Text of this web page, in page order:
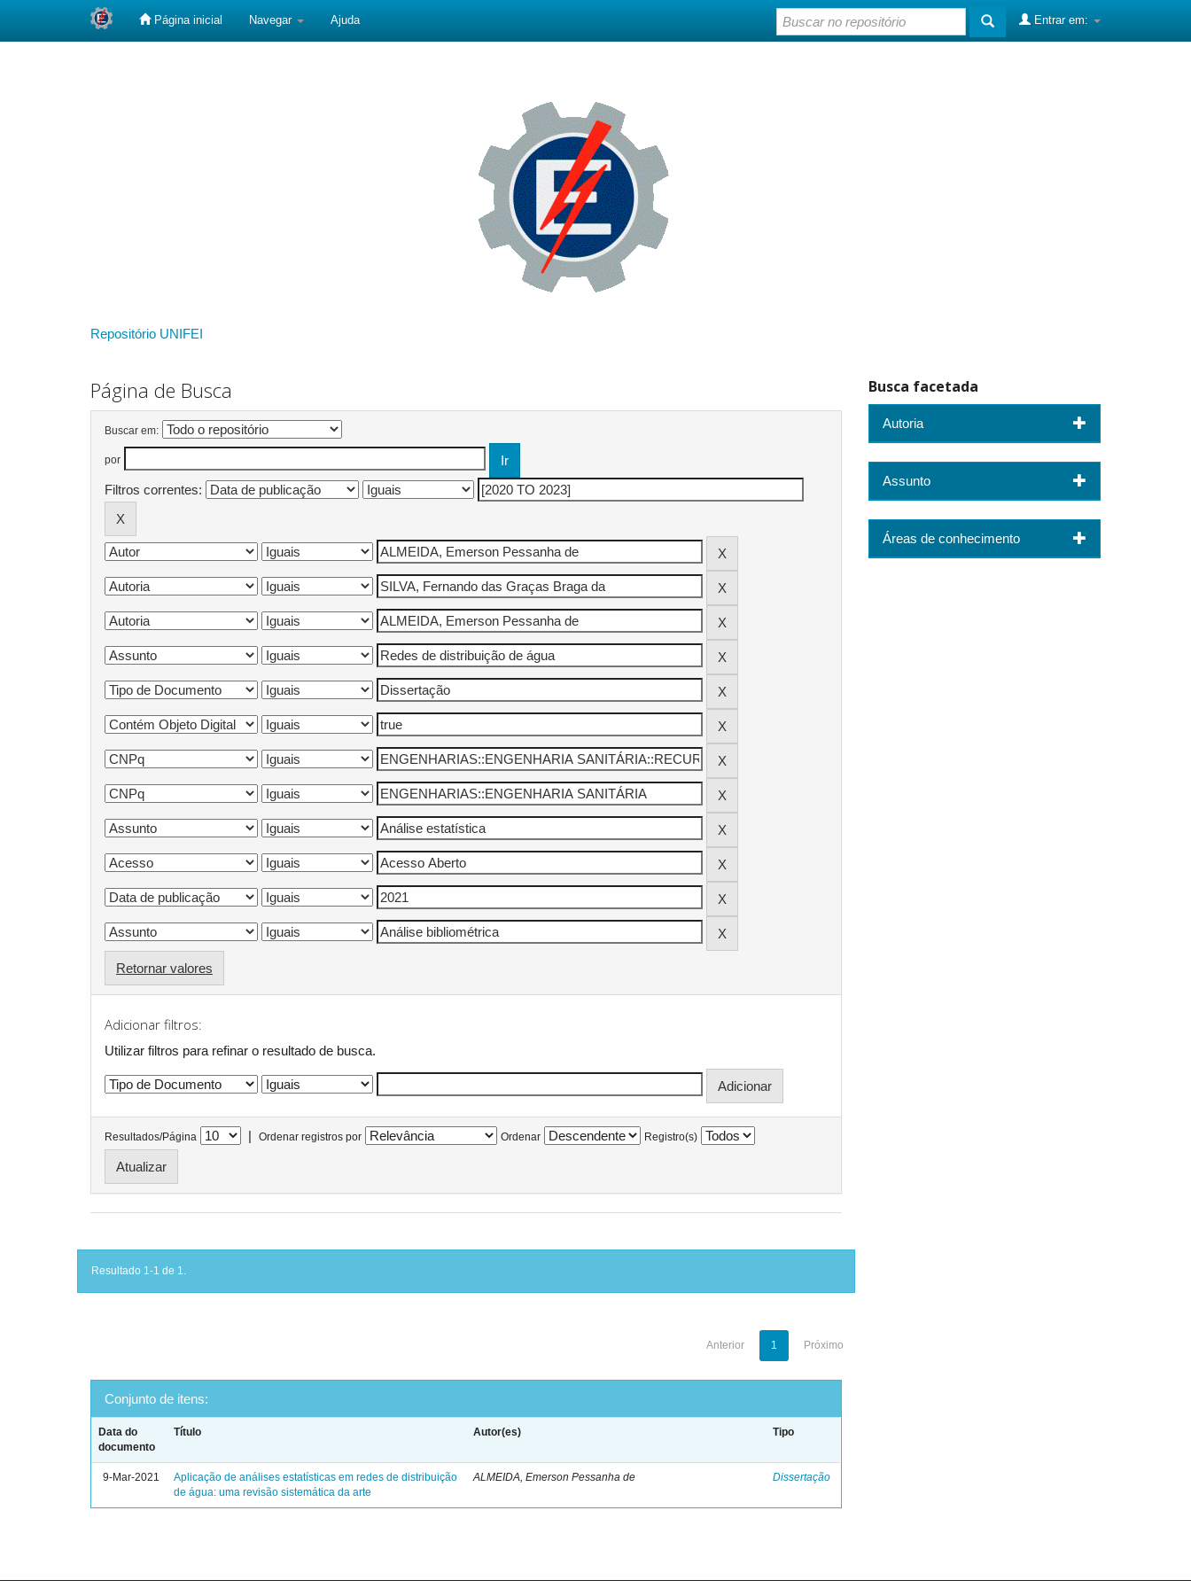
Página inicial Navegar Ajuda Entrar em:
Repositório UNIFEI
Página de Busca
Buscar em:
por
Filtros correntes:
Retornar valores
Adicionar filtros:
Utilizar filtros para refinar o resultado de busca.
Resultados/Página | Ordenar registros por Ordenar Registro(s)
Resultado 1-1 de 1.
Anterior 1 Próximo
Conjunto de itens:
Data do
documento
Título Autor(es) Tipo
9-Mar-2021
Aplicação de análises estatísticas em redes de distribuição
de água: uma revisão sistemática da arte
ALMEIDA, Emerson Pessanha de Dissertação
Busca facetada
Autoria
Assunto
Áreas de conhecimento